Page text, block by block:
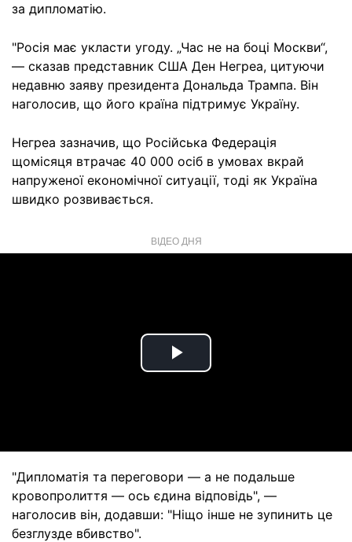
за дипломатію.
"Росія має укласти угоду. „Час не на боці Москви“,
— сказав представник США Ден Негреа, цитуючи
недавню заяву президента Дональда Трампа. Він
наголосив, що його країна підтримує Україну.
Негреа зазначив, що Російська Федерація
щомісяця втрачає 40 000 осіб в умовах вкрай
напруженої економічної ситуації, тоді як Україна
швидко розвивається.
ВІДЕО ДНЯ
Play
"Дипломатія та переговори — а не подальше
кровопролиття — ось єдина відповідь", —
наголосив він, додавши: "Ніщо інше не зупинить це
безглузде вбивство".